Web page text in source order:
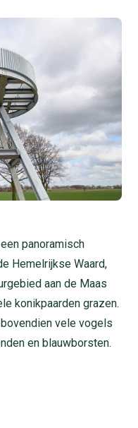
panoramisch
Hemelrijkse Waard,
aan de Maas
konikpaarden grazen.
vele vogels
en blauwborsten.